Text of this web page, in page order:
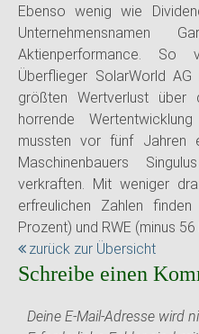
Ebenso wenig wie
Aktienperformance. So
Überflieger SolarWorld
größten Wertverlust
horrende
mussten vor fünf Jahren
Maschinenbauers
verkraften. Mit weniger
erfreulichen Zahlen
Prozent) und RWE (minus
zurück zur Übersicht
Schreibe einen
Deine E-Mail-Adresse wird